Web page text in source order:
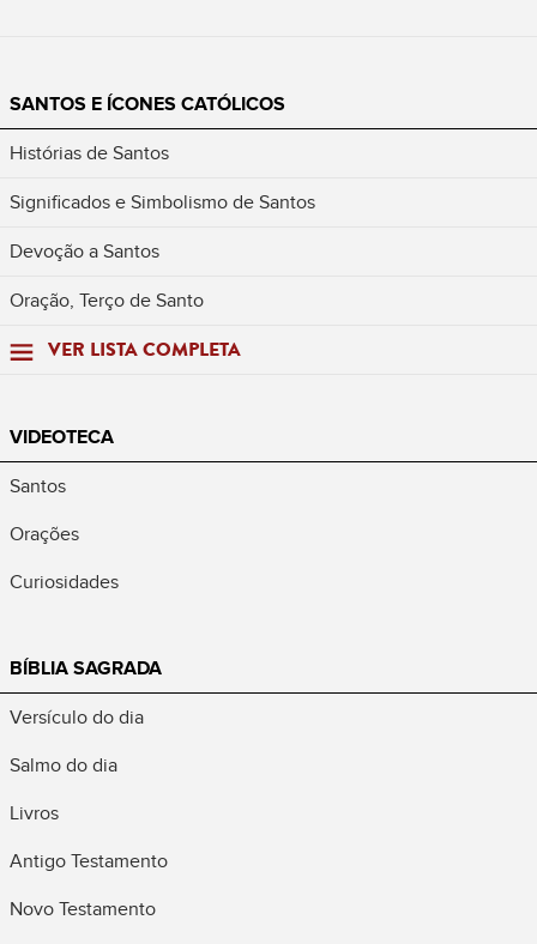
SANTOS E ÍCONES CATÓLICOS
Histórias de Santos
Significados e Simbolismo de Santos
Devoção a Santos
Oração, Terço de Santo
VER LISTA COMPLETA
VIDEOTECA
Santos
Orações
Curiosidades
BÍBLIA SAGRADA
Versículo do dia
Salmo do dia
Livros
Antigo Testamento
Novo Testamento